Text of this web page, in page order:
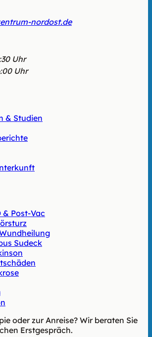
nordost.de
Uhr
Uhr
& Studien
& Post-Vac
Sudeck
oder zur Anreise? Wir beraten Sie
Erstgespräch.